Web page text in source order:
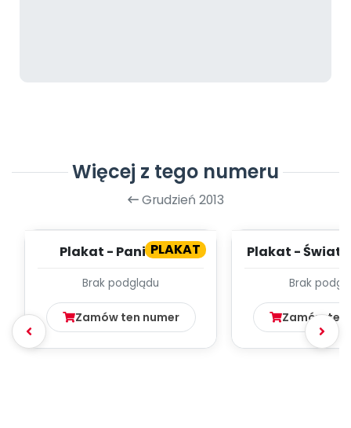
Więcej z tego numeru
Grudzień 2013
PLAKAT
Plakat - Pani Zima
Brak podglądu
Zamów ten numer
Plakat -
Brak
Zamów ten